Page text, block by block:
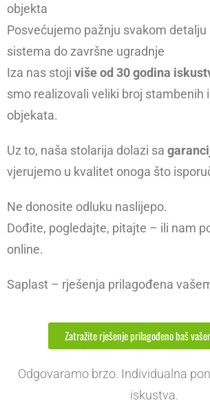
objekta
Posvećujemo pažnju svakom detalju
sistema do završne ugradnje
Iza nas stoji više od 30 godina
smo realizovali veliki broj stambenih
objekata.
Uz to, naša stolarija dolazi sa
vjerujemo u kvalitet onoga što
Ne donosite odluku naslijepo.
Dođite, pogledajte, pitajte – ili nam
online.
Saplast – rješenja prilagođena
Zatražite rješenje prilagođeno baš
Odgovaramo brzo. Individualna
iskustva.